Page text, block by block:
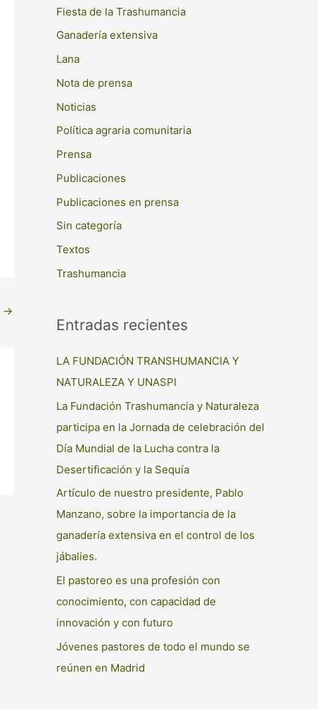
→
r
:
Fiesta de la Trashumancia
Ganadería extensiva
Lana
Nota de prensa
Noticias
Política agraria comunitaria
Prensa
Publicaciones
Publicaciones en prensa
Sin categoría
Textos
Trashumancia
Entradas recientes
LA FUNDACIÓN TRANSHUMANCIA Y
NATURALEZA Y UNASPI
La Fundación Trashumancia y Naturaleza
participa en la Jornada de celebración del
Día Mundial de la Lucha contra la
Desertificación y la Sequía
Artículo de nuestro presidente, Pablo
Manzano, sobre la importancia de la
ganadería extensiva en el control de los
jábalies.
El pastoreo es una profesión con
conocimiento, con capacidad de
innovación y con futuro
Jóvenes pastores de todo el mundo se
reúnen en Madrid